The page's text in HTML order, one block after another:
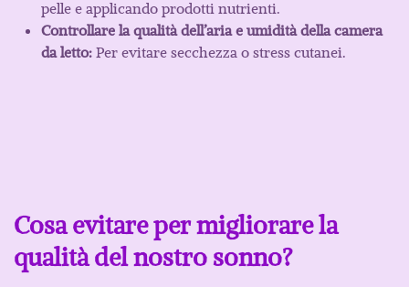
pelle e applicando prodotti nutrienti.
Controllare la qualità dell’aria e umidità della camera
da letto: Per evitare secchezza o stress cutanei.
Cosa evitare per migliorare la
qualità del nostro sonno?